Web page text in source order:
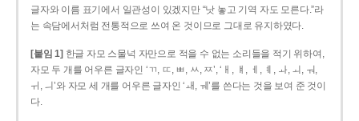
글자와 이름 표기에서 일관성이 있겠지만 “낫 놓고 기역 자도 모른다.”라
는 속담에서처럼 전통적으로 쓰여 온 것이므로 그대로 유지하였다.
[붙임 1] 한글 자모 스물넉 자만으로 적을 수 없는 소리들을 적기 위하여,
자모 두 개를 어우른 글자인 ‘ㄲ, ㄸ, ㅃ, ㅆ, ㅉ’, ‘ㅐ, ㅒ, ㅔ, ㅖ, ㅘ, ㅚ, ㅝ,
ㅟ, ㅢ’와 자모 세 개를 어우른 글자인 ‘ㅙ, ㅞ’를 쓴다는 것을 보여 준 것이
다.